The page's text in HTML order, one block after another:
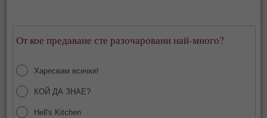
От кое предаване сте разочаровани най-много?
Харесвам всички!
КОЙ ДА ЗНАЕ?
Hell's Kitchen